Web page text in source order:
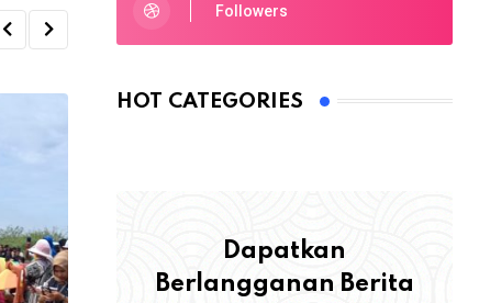
Followers
HOT CATEGORIES
Dapatkan
Berlangganan Berita